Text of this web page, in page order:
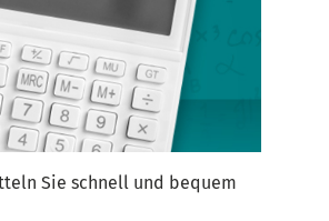
Sie schnell und bequem